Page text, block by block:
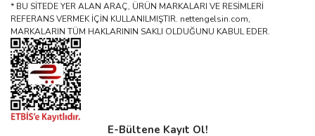
* BU SİTEDE YER ALAN ARAÇ, ÜRÜN MARKALARI VE RESİMLERİ
REFERANS VERMEK İÇİN KULLANILMIŞTIR. nettengelsin.com,
MARKALARIN TÜM HAKLARININ SAKLI OLDUĞUNU KABUL EDER.
E-Bültene Kayıt Ol!